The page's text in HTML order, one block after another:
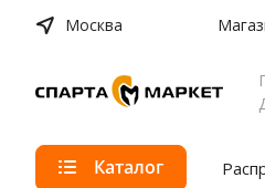
Москва
Каталог